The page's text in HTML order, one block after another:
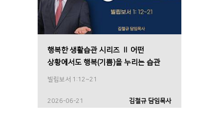
행복한 생활습관 시리즈 Ⅱ 어떤
상황에서도 행복(기쁨)을 누리는 습관
빌립보서 1:12~21
2026-06-21 김철규 담임목사